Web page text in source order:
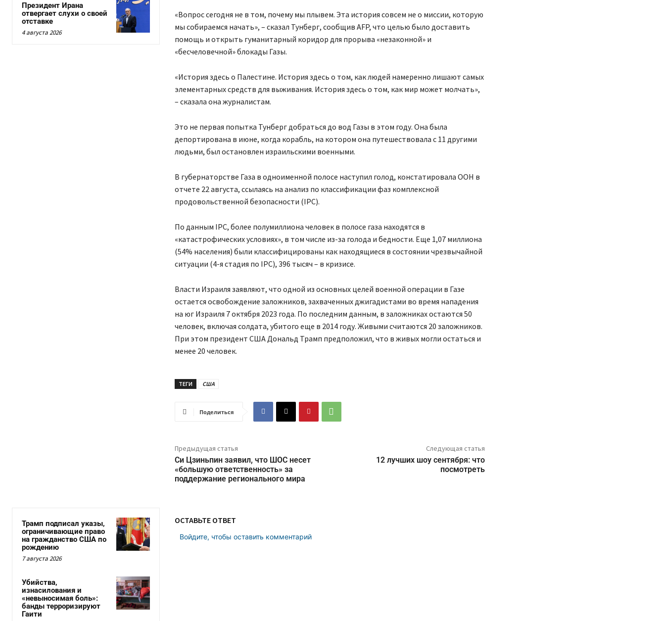
Президент Ирана
отвергает слухи о своей
отставке
4 августа 2026
«Вопрос сегодня не в том, почему мы плывем. Эта история совсем не о миссии, которую
мы собираемся начать», – сказал Тунберг, сообщив AFP, что целью было доставить
помощь и открыть гуманитарный коридор для прорыва «незаконной» и
«бесчеловечной» блокады Газы.
«История здесь о Палестине. История здесь о том, как людей намеренно лишают самых
элементарных средств для выживания. История здесь о том, как мир может молчать»,
– сказала она журналистам.
Это не первая попытка Тунберг добраться до вод Газы в этом году. Она была
депортирована в июне, когда корабль, на котором она путешествовала с 11 другими
людьми, был остановлен израильскими военными.
В губернаторстве Газа в одноименной полосе наступил голод, констатировала ООН в
отчете 22 августа, ссылаясь на анализ по классификации фаз комплексной
продовольственной безопасности (IPC).
По данным IPC, более полумиллиона человек в полосе газа находятся в
«катастрофических условиях», в том числе из-за голода и бедности. Еще 1,07 миллиона
(54% населения) были классифицированы как находящиеся в состоянии чрезвычайной
ситуации (4-я стадия по IPC), 396 тысяч – в кризисе.
Власти Израиля заявляют, что одной из основных целей военной операции в Газе
остается освобождение заложников, захваченных джигадистами во время нападения
на юг Израиля 7 октября 2023 года. По последним данным, в заложниках остаются 50
человек, включая солдата, убитого еще в 2014 году. Живыми считаются 20 заложников.
При этом президент США Дональд Трамп предположил, что в живых могли остаться и
менее 20 человек.
ТЕГИ США
Поделиться
Предыдущая статья
Си Цзиньпин заявил, что ШОС несет
«большую ответственность» за
поддержание регионального мира
Следующая статья
12 лучших шоу сентября: что
посмотреть
Трамп подписал указы,
ограничивающие право
на гражданство США по
рождению
7 августа 2026
Убийства,
изнасилования и
«невыносимая боль»:
банды терроризируют
Гаити
ОСТАВЬТЕ ОТВЕТ
Войдите, чтобы оставить комментарий